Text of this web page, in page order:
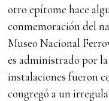
otro epítome hace
conmemoración del
Museo Nacional
es administrado por
instalaciones fueron
congregó a un